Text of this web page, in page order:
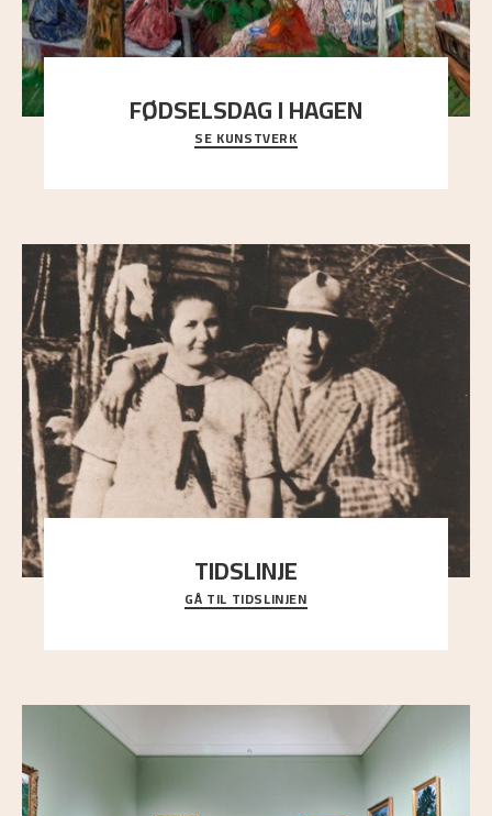
FØDSELSDAG I HAGEN
En gruppe mennesker er samlet under de store
trekronene i prestegårdshagen...
SE KUNSTVERK
TIDSLINJE
Bli kjent med Nikolai Astrups liv, kunstnerskap og
ettermæle i en interaktiv presentasjon.
GÅ TIL TIDSLINJEN